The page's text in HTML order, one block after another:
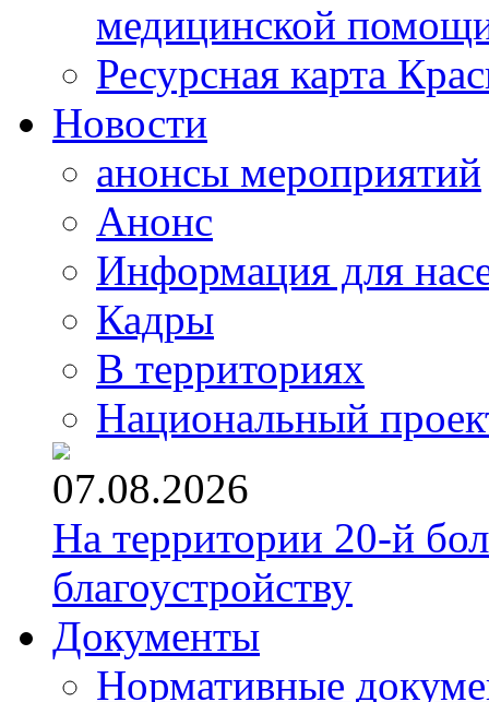
медицинской
Ресурсная карта
Новости
анонсы мероприятий
Анонс
Информация для
Кадры
В территориях
Национальный
07.08.2026
На территории 20-й
благоустройству
Документы
Нормативные